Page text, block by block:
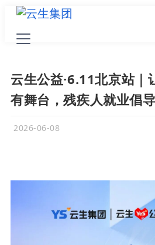
云生公益·6.11北京站｜
有舞台，残疾人就业倡
2026-06-08